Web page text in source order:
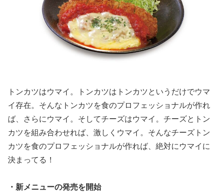
トンカツはウマイ。トンカツはトンカツというだけでウマ
イ存在。そんなトンカツを食のプロフェッショナルが作れ
ば、さらにウマイ。そしてチーズはウマイ。チーズとトン
カツを組み合わせれば、激しくウマイ。そんなチーズトン
カツを食のプロフェッショナルが作れば、絶対にウマイに
決まってる！
・新メニューの発売を開始